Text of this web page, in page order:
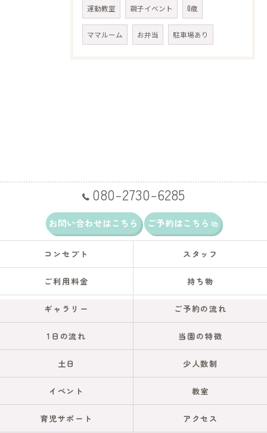
運動教室 親子イベント 0歳
ママルーム お弁当 駐車場あり
080-2730-6285
お問い合わせはこちら ご予約はこちら
コンセプト スタッフ
ご利用料金 持ち物
ギャラリー ご予約の流れ
1日の流れ 当園の特徴
土日 少人数制
イベント 教室
育児サポート アクセス